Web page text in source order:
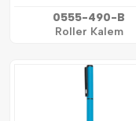
0555-490-B
Roller Kalem